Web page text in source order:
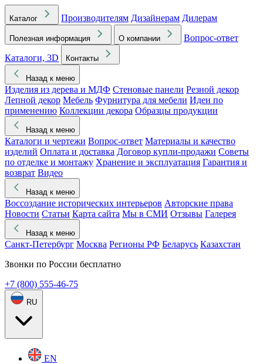
Каталог Производителям Дизайнерам Дилерам
Полезная информация О компании
Вопрос-ответ
Каталоги, 3D
Контакты
Назад к меню
Изделия из дерева и МДФ Стеновые панели Резной декор
Лепной декор Мебель Фурнитура для мебели Идеи по
применению Коллекции декора Образцы продукции
Назад к меню
Каталоги и чертежи Вопрос-ответ Материалы и качество
изделий Оплата и доставка Договор купли-продажи Советы
по отделке и монтажу Хранение и эксплуатация Гарантия и
возврат Видео
Назад к меню
Воссоздание исторических интерьеров Авторские права
Новости Статьи Карта сайта Мы в СМИ Отзывы Галерея
Назад к меню
Санкт-Петербург Москва Регионы РФ Беларусь Казахстан
Звонки по России бесплатно
+7 (800) 555-46-75
RU
EN